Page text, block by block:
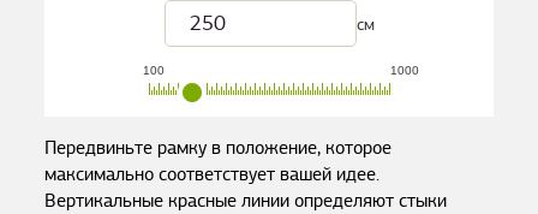
см
100 1000
Передвиньте рамку в положение, которое
максимально соответствует вашей идее.
Вертикальные красные линии определяют стыки